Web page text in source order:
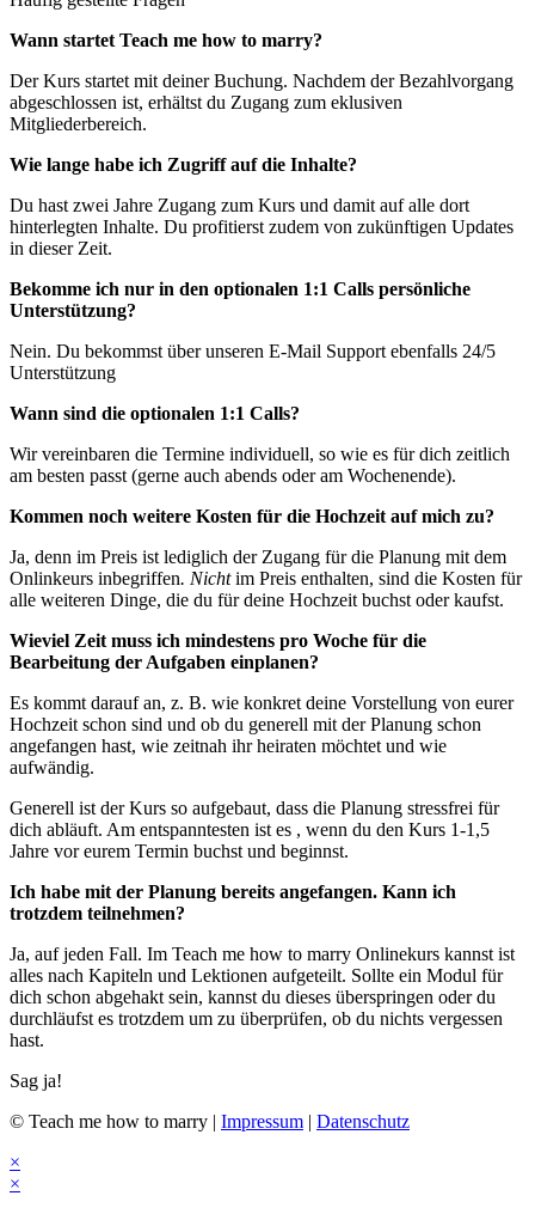
Wann startet Teach me how to marry?
Der Kurs startet mit deiner Buchung. Nachdem der Bezahlvorgang
abgeschlossen ist, erhältst du Zugang zum eklusiven
Mitgliederbereich.
Wie lange habe ich Zugriff auf die Inhalte?
Du hast zwei Jahre Zugang zum Kurs und damit auf alle dort
hinterlegten Inhalte. Du profitierst zudem von zukünftigen Updates
in dieser Zeit.
Bekomme ich nur in den optionalen 1:1 Calls persönliche
Unterstützung?
Nein. Du bekommst über unseren E-Mail Support ebenfalls 24/5
Unterstützung
Wann sind die optionalen 1:1 Calls?
Wir vereinbaren die Termine individuell, so wie es für dich zeitlich
am besten passt (gerne auch abends oder am Wochenende).
Kommen noch weitere Kosten für die Hochzeit auf mich zu?
Ja, denn im Preis ist lediglich der Zugang für die Planung mit dem
Onlinkeurs inbegriffen. Nichtim Preis enthalten, sind die Kosten für
alle weiteren Dinge, die du für deine Hochzeit buchst oder kaufst.
Wieviel Zeit muss ich mindestens pro Woche für die
Bearbeitung der Aufgaben einplanen?
Es kommt darauf an, z. B. wie konkret deine Vorstellung von eurer
Hochzeit schon sind und ob du generell mit der Planung schon
angefangen hast, wie zeitnah ihr heiraten möchtet und wie
aufwändig.
Generell ist der Kurs so aufgebaut, dass die Planung stressfrei für
dich abläuft. Am entspanntesten ist es , wenn du den Kurs 1-1,5
Jahre vor eurem Termin buchst und beginnst.
Ich habe mit der Planung bereits angefangen. Kann ich
trotzdem teilnehmen?
Ja, auf jeden Fall. Im Teach me how to marry Onlinekurs kannst ist
alles nach Kapiteln und Lektionen aufgeteilt. Sollte ein Modul für
dich schon abgehakt sein, kannst du dieses überspringen oder du
durchläufst es trotzdem um zu überprüfen, ob du nichts vergessen
hast.
Sag ja!
© Teach me how to marry | Impressum | Datenschutz
×
×